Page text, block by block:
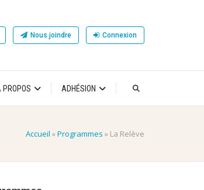
Nous joindre Connexion
PROPOS ADHÉSION
Accueil »Programmes » La Relève